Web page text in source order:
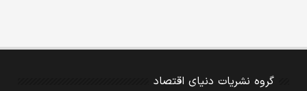
گروه نشریات دنیای اقتصاد